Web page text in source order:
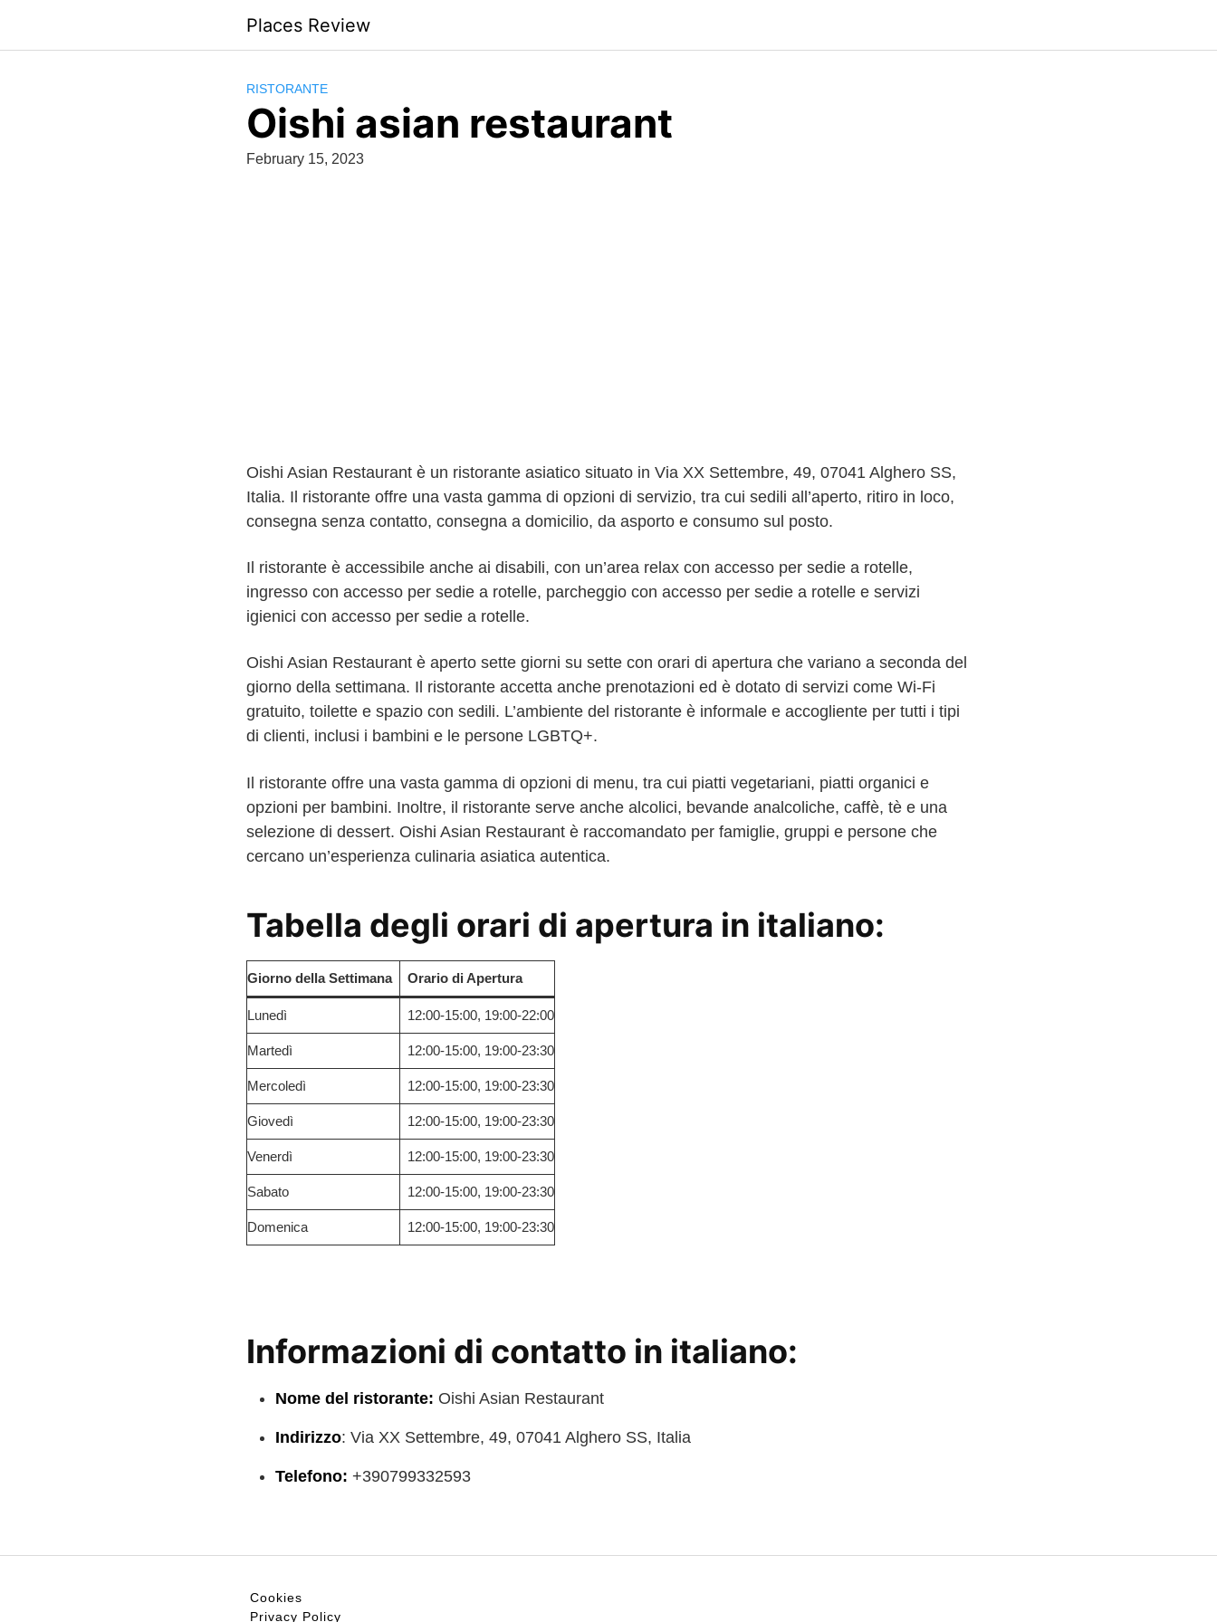
content
Places Review
RISTORANTE
Oishi asian restaurant
February 15, 2023
Oishi Asian Restaurant è un ristorante asiatico situato in Via XX Settembre, 49, 07041 Alghero SS,
Italia. Il ristorante offre una vasta gamma di opzioni di servizio, tra cui sedili all’aperto, ritiro in loco,
consegna senza contatto, consegna a domicilio, da asporto e consumo sul posto.
Il ristorante è accessibile anche ai disabili, con un’area relax con accesso per sedie a rotelle,
ingresso con accesso per sedie a rotelle, parcheggio con accesso per sedie a rotelle e servizi
igienici con accesso per sedie a rotelle.
Oishi Asian Restaurant è aperto sette giorni su sette con orari di apertura che variano a seconda del
giorno della settimana. Il ristorante accetta anche prenotazioni ed è dotato di servizi come Wi-Fi
gratuito, toilette e spazio con sedili. L’ambiente del ristorante è informale e accogliente per tutti i tipi
di clienti, inclusi i bambini e le persone LGBTQ+.
Il ristorante offre una vasta gamma di opzioni di menu, tra cui piatti vegetariani, piatti organici e
opzioni per bambini. Inoltre, il ristorante serve anche alcolici, bevande analcoliche, caffè, tè e una
selezione di dessert. Oishi Asian Restaurant è raccomandato per famiglie, gruppi e persone che
cercano un’esperienza culinaria asiatica autentica.
Tabella degli orari di apertura in italiano:
Giorno della Settimana Orario di Apertura
Lunedì 12:00-15:00, 19:00-22:00
Martedì 12:00-15:00, 19:00-23:30
Mercoledì 12:00-15:00, 19:00-23:30
Giovedì 12:00-15:00, 19:00-23:30
Venerdì 12:00-15:00, 19:00-23:30
Sabato 12:00-15:00, 19:00-23:30
Domenica 12:00-15:00, 19:00-23:30
Informazioni di contatto in italiano:
Nome del ristorante: Oishi Asian Restaurant
Indirizzo: Via XX Settembre, 49, 07041 Alghero SS, Italia
Telefono: +390799332593
Cookies
Privacy Policy